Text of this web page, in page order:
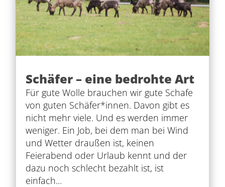
Schäfer – eine bedrohte Art
Für gute Wolle brauchen wir gute Schafe
von guten Schäfer*innen. Davon gibt es
nicht mehr viele. Und es werden immer
weniger. Ein Job, bei dem man bei Wind
und Wetter draußen ist, keinen
Feierabend oder Urlaub kennt und der
dazu noch schlecht bezahlt ist, ist
einfach...